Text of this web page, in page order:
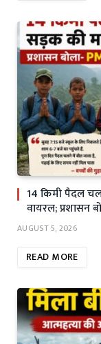
14 किमी पैदल
वायरल; प्रशासन
AUGUST 5, 2026
READ MORE